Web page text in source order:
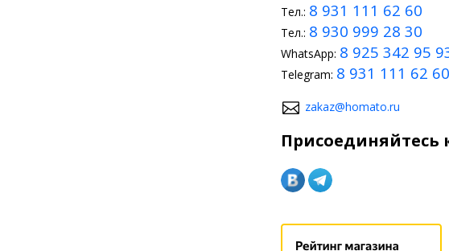
Тел.: 8 931 111 62 60
Тел.: 8 930 999 28 30
WhatsApp: 8 925 342 95
Telegram: 8 931 111 62 60
zakaz@homato.ru
Присоединяйтесь